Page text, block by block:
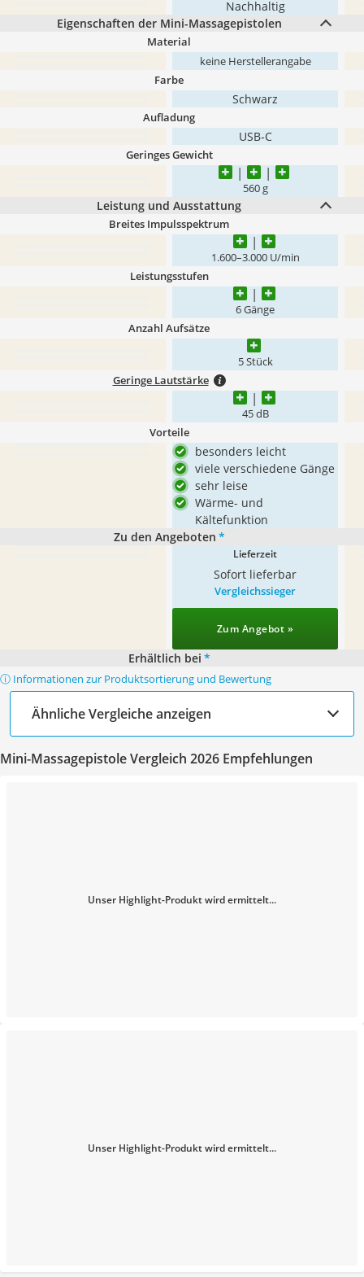
Nachhaltig
Eigenschaften der Mini-Massagepistolen
Material
keine Herstellerangabe
Farbe
Schwarz
Aufladung
USB-C
Geringes Gewicht
560 g
Leistung und Ausstattung
Breites Impulsspektrum
1.600–3.000 U/min
Leistungsstufen
6 Gänge
Anzahl Aufsätze
5 Stück
Geringe Lautstärke
45 dB
Vorteile
besonders leicht
viele verschiedene Gänge
sehr leise
Wärme- und
Kältefunktion
Zu den Angeboten *
Lieferzeit
Sofort lieferbar
Vergleichssieger
Zum Angebot »
Erhältlich bei *
ⓘ Informationen zur Produktsortierung und Bewertung
Ähnliche Vergleiche anzeigen
Mini-Massagepistole Vergleich 2026 Empfehlungen
Unser Highlight-Produkt wird ermittelt...
Unser Highlight-Produkt wird ermittelt...